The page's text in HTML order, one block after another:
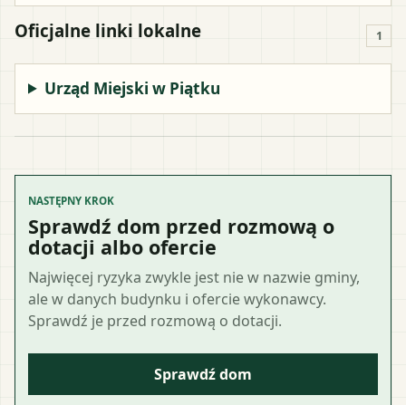
Oficjalne linki lokalne 1
Urząd Miejski w Piątku
NASTĘPNY KROK
Sprawdź dom przed rozmową o
dotacji albo ofercie
Najwięcej ryzyka zwykle jest nie w nazwie gminy,
ale w danych budynku i ofercie wykonawcy.
Sprawdź je przed rozmową o dotacji.
Sprawdź dom